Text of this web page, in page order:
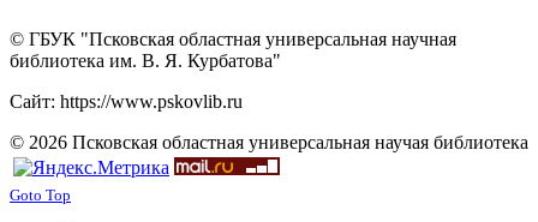
© ГБУК "Псковская областная универсальная научная
библиотека им. В. Я. Курбатова"
Сайт: https://www.pskovlib.ru
© 2026 Псковская областная универсальная научая библиотека
Goto Top